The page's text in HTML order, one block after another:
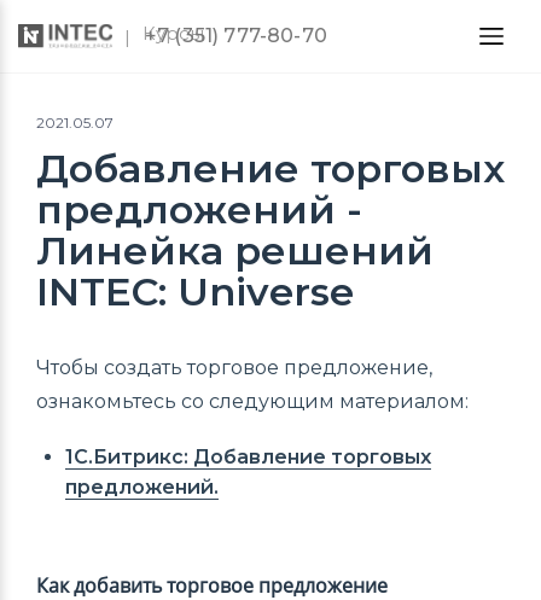
Курсы
+7 (351) 777-80-70
2021.05.07
Добавление торговых
предложений -
Линейка решений
INTEC: Universe
Чтобы создать торговое предложение,
ознакомьтесь со следующим материалом:
1С.Битрикс: Добавление торговых
предложений.
Как добавить торговое предложение